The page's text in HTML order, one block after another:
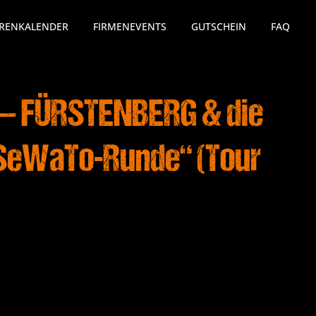
FIRMENEVENTS GUTSCHEIN FAQ
FÜRSTENBERG & die
Runde“ (Tour